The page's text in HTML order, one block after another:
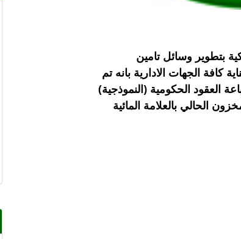
بتطوير وسائل تامين
كافة الجهات الادارية بانه تم
العقود الحكومية (النموذجية)
الحالي بالعلامة المائية